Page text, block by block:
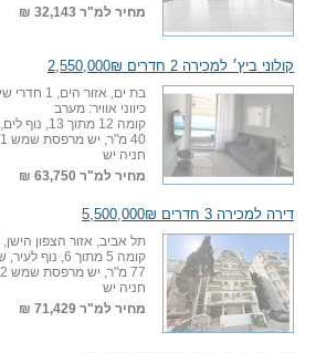
מחיר למ"ר 32,143 ₪
קולוני ביץ׳ למכירה 2 חדרים 2,550,000₪
בת ים, אזור הים, 1 חדרי שינה + סלון
כיווני אוויר: מערב
קומה 12 מתוך 13, נוף לים, שטח הדירה בקולוני ביץ׳
40 מ"ר, יש מרפסת שמש 1
חניה יש
מחיר למ"ר 63,750 ₪
דירה למכירה 3 חדרים 5,500,000₪
תל אביב, אזור הצפון הישן, 2 חדרי שינה + סלון
קומה 5 מתוך 6, נוף לעיר, שטח דירה
77 מ"ר, יש מרפסת שמש 2
חניה יש
מחיר למ"ר 71,429 ₪